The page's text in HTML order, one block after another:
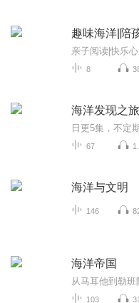
趣味海洋|陪
8
海洋发现之
67
海洋与文明
146
海洋帝国
103